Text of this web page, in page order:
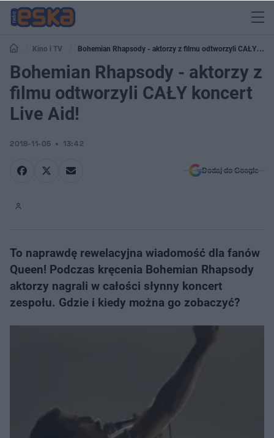
Kino i TV
Bohemian Rhapsody - aktorzy z filmu odtworzyli CAŁY
koncert Live Aid!
Bohemian Rhapsody - aktorzy z
filmu odtworzyli CAŁY koncert
Live Aid!
2018-11-05 13:42
Dodaj do Google
To naprawdę rewelacyjna wiadomość dla fanów
Queen! Podczas kręcenia Bohemian Rhapsody
aktorzy nagrali w całości słynny koncert
zespołu. Gdzie i kiedy można go zobaczyć?